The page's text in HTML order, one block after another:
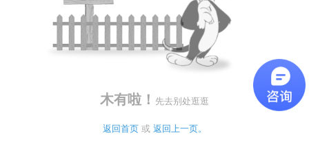
木有啦！ 先去别处逛逛
返回首页 或 返回上一页。